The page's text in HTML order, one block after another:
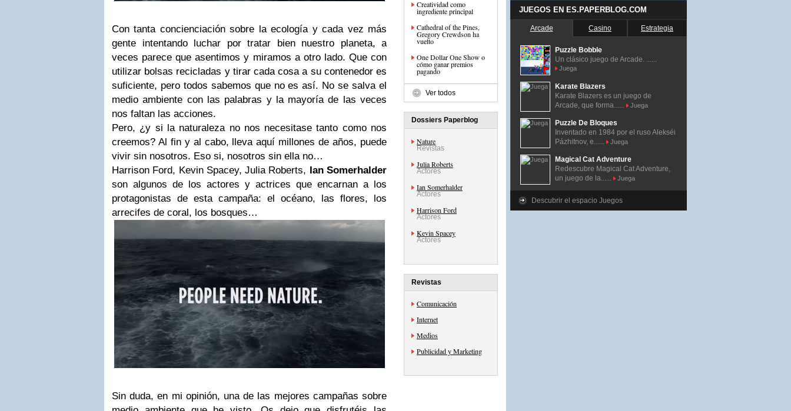
Con tanta concienciación sobre la ecología y cada vez más
gente intentando luchar por tratar bien nuestro planeta, a
veces parece que asentimos y miramos a otro lado. Que con
utilizar bolsas recicladas y tirar cada cosa a su contenedor es
suficiente, pero todos sabemos que no es así. No se salva el
medio ambiente con las palabras y la mayoría de las veces
nos faltan las acciones.
Pero, ¿y si la naturaleza no nos necesitase tanto como nos
creemos? Al fin y al cabo, lleva aquí millones de años, puede
vivir sin nosotros. Eso si, nosotros sin ella no…
Harrison Ford, Kevin Spacey, Julia Roberts, Ian Somerhalder
son algunos de los actores y actrices que encarnan a los
protagonistas de esta campaña: el océano, las flores, los
arrecifes de coral, los bosques…
Sin duda, en mi opinión, una de las mejores campañas sobre
Creatividad como
ingrediente principal
Cathedral of the Pines,
Gregory Crewdson ha
vuelto
One Dollar One Show o
cómo ganar premios
pagando
Ver todos
Dossiers Paperblog
Nature
Revistas
Julia Roberts
Actores
Ian Somerhalder
Actores
Harrison Ford
Actores
Kevin Spacey
Actores
Revistas
Comunicación
Internet
Medios
Publicidad y Marketing
JUEGOS EN ES.PAPERBLOG.COM
Arcade Casino Estrategia
Puzzle Bobble
Un clásico juego de Arcade. ......
Juega
Karate Blazers
Karate Blazers es un juego de
Arcade, que forma......
Juega
Puzzle De Bloques
Inventado en 1984 por el ruso Alekséi
Pázhitnov, e......
Juega
Magical Cat Adventure
Redescubre Magical Cat Adventure,
un juego de la......
Juega
Descubrir el espacio Juegos